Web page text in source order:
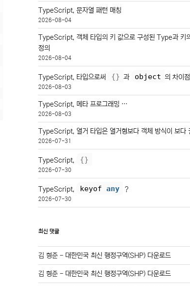
TypeScript, 문자열 패턴 매칭
2026-08-04
TypeScript, 객체 타입의 키 값으로 구성된 Type과 키
정의
2026-08-04
TypeScript, 타입으로써 {} 과 object 의 차이점
2026-08-03
TypeScript, 메타 프로그래밍 …
2026-08-03
TypeScript, 열거 타입은 열거형보다 객체 방식이 보다
2026-07-31
TypeScript, {}
2026-07-30
TypeScript, keyof any ?
2026-07-30
최신 댓글
김 형준 - 대한민국 최신 행정구역(SHP) 다운로드
김 형준 - 대한민국 최신 행정구역(SHP) 다운로드